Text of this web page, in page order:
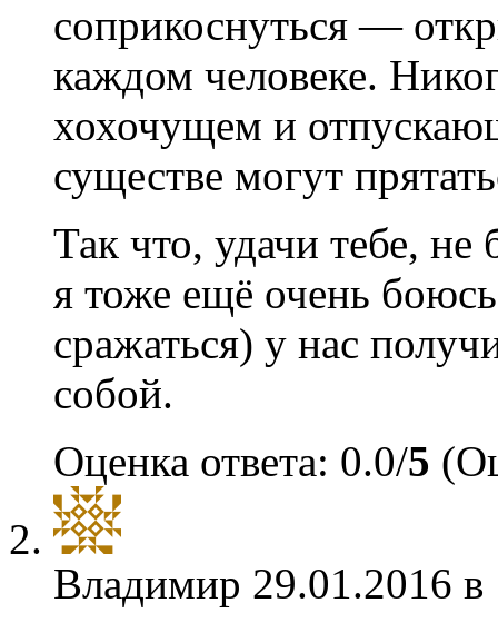
соприкоснуться —
каждом человеке.
хохочущем и
существе могут
Так что, удачи тебе,
я тоже ещё очень
сражаться) у нас
собой.
Оценка ответа: 0.0/5
Владимир 29.01.2016